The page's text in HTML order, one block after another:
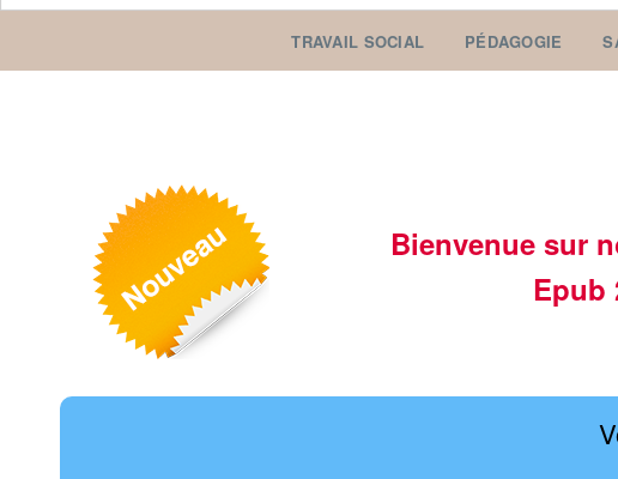
TRAVAIL SOCIAL PÉDAGOGIE
Bienvenue sur
Epub